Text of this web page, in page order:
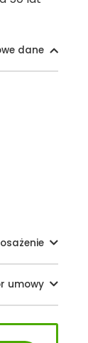
dane
umowy